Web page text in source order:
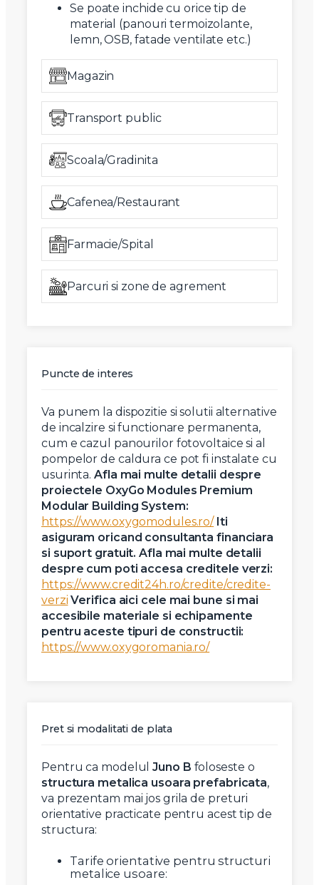
Se poate inchide cu orice tip de
material (panouri termoizolante,
lemn, OSB, fatade ventilate etc.)
Magazin
Transport public
Scoala/Gradinita
Cafenea/Restaurant
Farmacie/Spital
Parcuri si zone de agrement
Puncte de interes
Va punem la dispozitie si solutii alternative
de incalzire si functionare permanenta,
cum e cazul panourilor fotovoltaice si al
pompelor de caldura ce pot fi instalate cu
usurinta.Afla mai multe detalii despre
proiectele OxyGo Modules Premium
Modular Building System:
https://www.oxygomodules.ro/ Iti
asiguram oricand consultanta financiara
si suport gratuit. Afla mai multe detalii
despre cum poti accesa creditele verzi:
https://www.credit24h.ro/credite/credite-
verzi Verifica aici cele mai bune si mai
accesibile materiale si echipamente
pentru aceste tipuri de constructii:
https://www.oxygoromania.ro/
Pret si modalitati de plata
Pentru ca modelulJuno B foloseste o
structura metalica usoara prefabricata,
va prezentam mai jos grila de preturi
orientative practicate pentru acest tip de
structura:
Tarife orientative pentru structuri
metalice usoare: